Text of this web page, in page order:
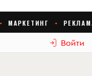
Войти